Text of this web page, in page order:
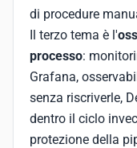
di procedure
Il terzo tema è l'
processo:
Grafana,
senza riscriverle,
dentro il ciclo
protezione della